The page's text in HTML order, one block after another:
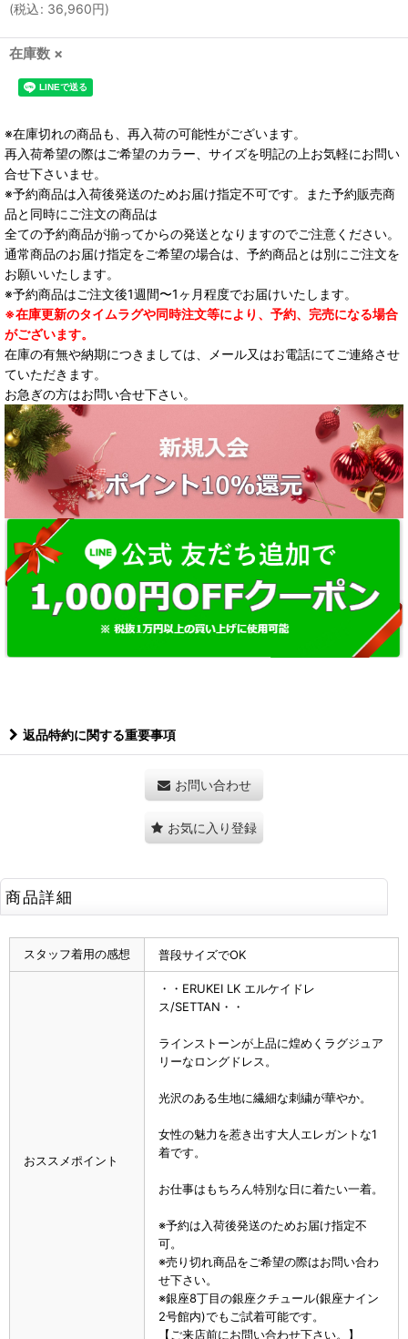
(税込: 36,960円)
在庫数 ×
※在庫切れの商品も、再入荷の可能性がございます。
再入荷希望の際はご希望のカラー、サイズを明記の上お気軽にお問い
合せ下さいませ。
※予約商品は入荷後発送のためお届け指定不可です。また予約販売商
品と同時にご注文の商品は
全ての予約商品が揃ってからの発送となりますのでご注意ください。
通常商品のお届け指定をご希望の場合は、予約商品とは別にご注文を
お願いいたします。
※予約商品はご注文後1週間〜1ヶ月程度でお届けいたします。
※在庫更新のタイムラグや同時注文等により、予約、完売になる場合
がございます。
在庫の有無や納期につきましては、メール又はお電話にてご連絡させ
ていただきます。
お急ぎの方はお問い合せ下さい。
返品特約に関する重要事項
お問い合わせ
お気に入り登録
商品詳細
スタッフ着用の感想 普段サイズでOK
おススメポイント
・・ERUKEI LK エルケイドレ
ス/SETTAN・・
ラインストーンが上品に煌めくラグジュア
リーなロングドレス。
光沢のある生地に繊細な刺繍が華やか。
女性の魅力を惹き出す大人エレガントな1
着です。
お仕事はもちろん特別な日に着たい一着。
※予約は入荷後発送のためお届け指定不
可。
※売り切れ商品をご希望の際はお問い合わ
せ下さい。
※銀座8丁目の銀座クチュール(銀座ナイン
2号館内)でもご試着可能です。
【ご来店前にお問い合わせ下さい。】